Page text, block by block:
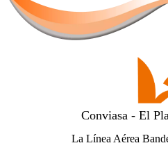
Conviasa - El
La Línea Aérea